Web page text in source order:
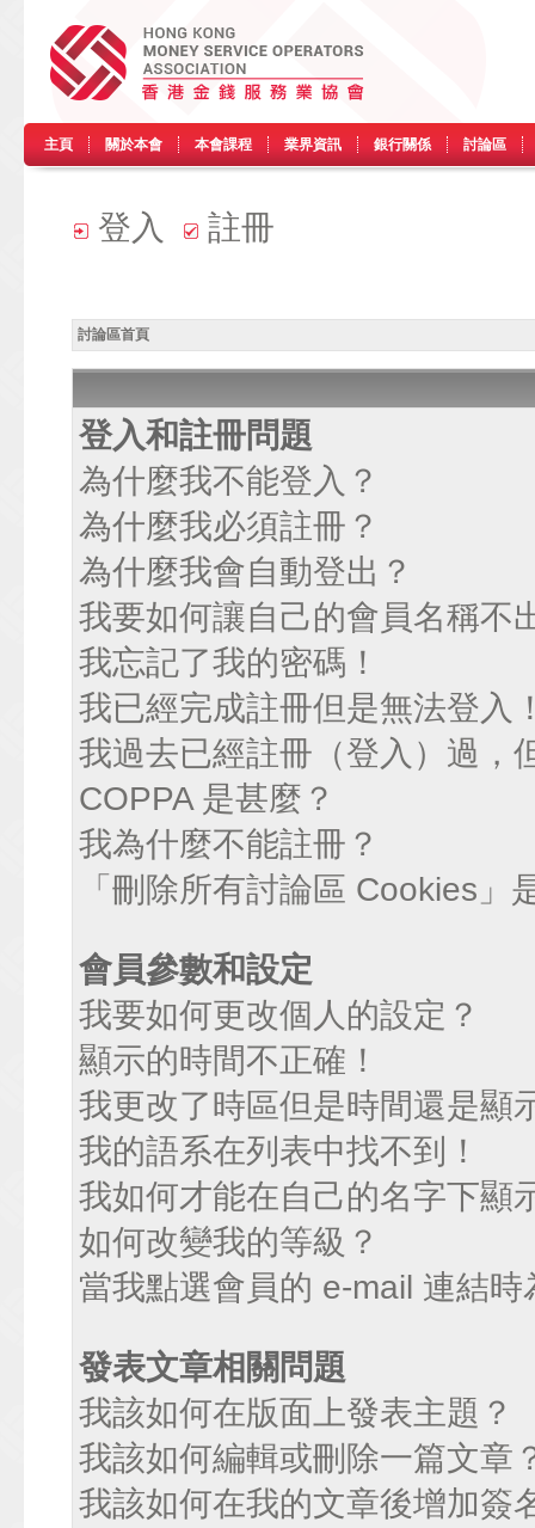
主頁 關於本會 本會課程 業界資訊 銀行關係 討論區
登入 註冊
討論區首頁
登入和註冊問題
為什麼我不能登入？
為什麼我必須註冊？
為什麼我會自動登出？
我要如何讓自己的會員名稱不
我忘記了我的密碼！
我已經完成註冊但是無法登入
我過去已經註冊（登入）過，
COPPA 是甚麼？
我為什麼不能註冊？
「刪除所有討論區 Cookies」
會員參數和設定
我要如何更改個人的設定？
顯示的時間不正確！
我更改了時區但是時間還是顯
我的語系在列表中找不到！
我如何才能在自己的名字下顯
如何改變我的等級？
當我點選會員的 e-mail 連結
發表文章相關問題
我該如何在版面上發表主題？
我該如何編輯或刪除一篇文章
我該如何在我的文章後增加簽